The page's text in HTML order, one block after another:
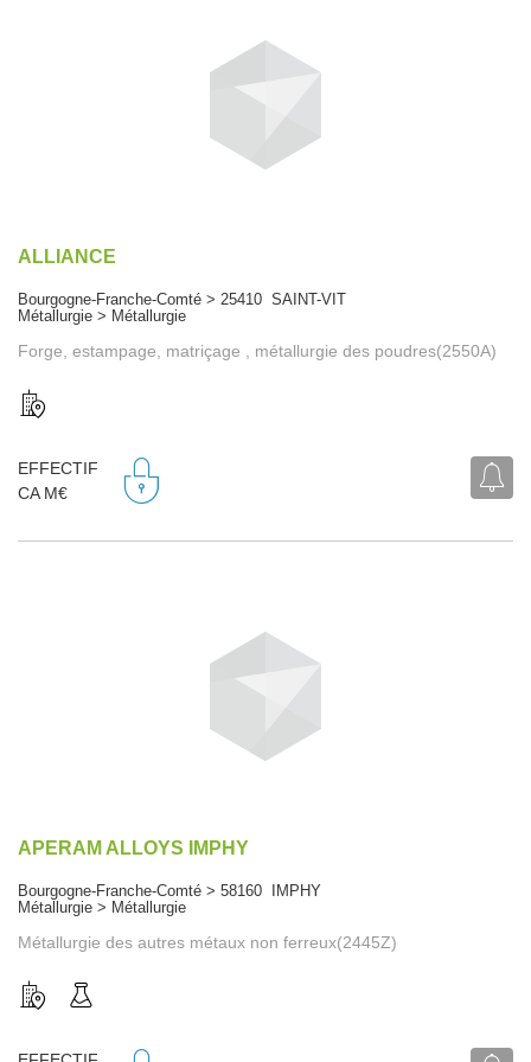
ALLIANCE
Bourgogne-Franche-Comté > 25410 SAINT-VIT
Métallurgie > Métallurgie
Forge, estampage, matriçage , métallurgie des poudres(2550A)
EFFECTIF
CA M€
APERAM ALLOYS IMPHY
Bourgogne-Franche-Comté > 58160 IMPHY
Métallurgie > Métallurgie
Métallurgie des autres métaux non ferreux(2445Z)